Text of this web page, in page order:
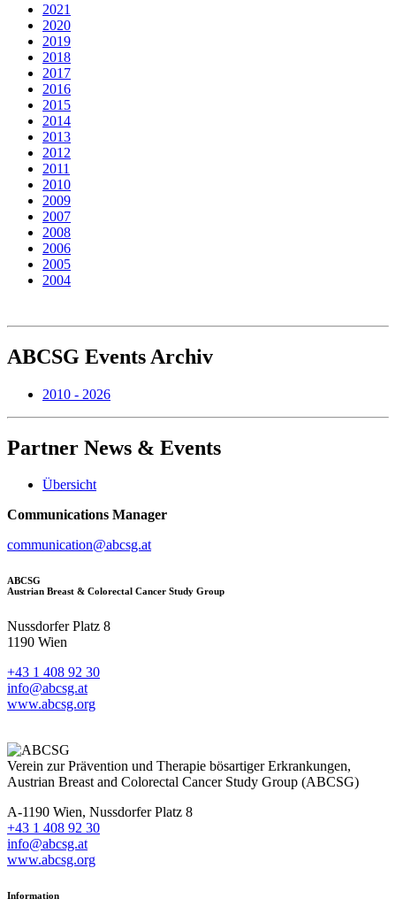
2021
2020
2019
2018
2017
2016
2015
2014
2013
2012
2011
2010
2009
2007
2008
2006
2005
2004
ABCSG Events Archiv
2010 - 2026
Partner News & Events
Übersicht
Communications Manager
communication@abcsg.at
ABCSG
Austrian Breast & Colorectal Cancer Study Group
Nussdorfer Platz 8
1190 Wien
+43 1 408 92 30
info@abcsg.at
www.abcsg.org
Verein zur Prävention und Therapie bösartiger Erkrankungen,
Austrian Breast and Colorectal Cancer Study Group (ABCSG)
A-1190 Wien, Nussdorfer Platz 8
+43 1 408 92 30
info@abcsg.at
www.abcsg.org
Information